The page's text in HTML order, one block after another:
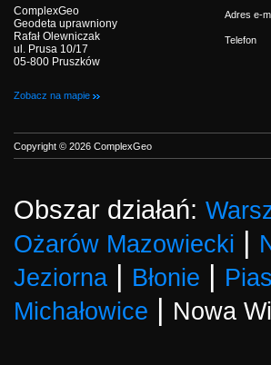
ComplexGeo
Geodeta uprawniony
Rafał Olewniczak
ul. Prusa 10/17
05-800 Pruszków
Zobacz na mapie
Adres e-
Telefon
Copyright © 2026 ComplexGeo
Obszar działań:
Ożarów Mazowiecki
Jeziorna
Błonie
Michałowice
Nowa